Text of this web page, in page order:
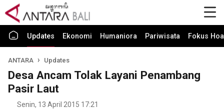
Updates Ekonomi Humaniora Pariwisata Fokus
ANTARA Updates
Desa Ancam Tolak Layani Penambang
Pasir Laut
Senin, 13 April 2015 17:21